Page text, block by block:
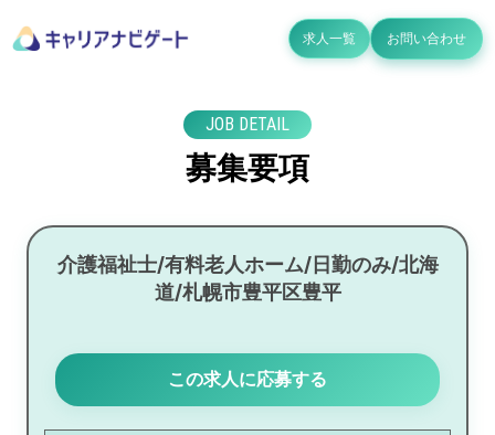
求人一覧 お問い合わせ
JOB DETAIL
募集要項
介護福祉士/有料老人ホーム/日勤のみ/北海
道/札幌市豊平区豊平
この求人に応募する